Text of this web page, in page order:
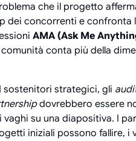
che il progetto
dei concorrenti e
AMA (Ask Me
conta più della
sostenitori strategici, gli
dovrebbero essere
su una diapositiva. I
iniziali possono fallire, i